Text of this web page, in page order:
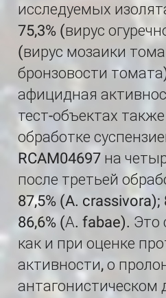
исследуемых
75,3% (вирус
(вирус мозаики
бронзовости
афицидная
тест-объектах
обработке
RCAM04697 на
после третьей
87,5% (A. crassivora);
86,6% (А. fabae). Это
как и при оценке
активности, о
антагонистическом